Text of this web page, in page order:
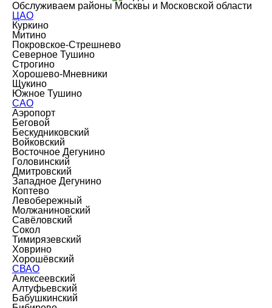
Обслуживаем районы Москвы и Московской области
ЦАО
Куркино
Митино
Покровское-Стрешнево
Северное Тушино
Строгино
Хорошево-Мневники
Щукино
Южное Тушино
САО
Аэропорт
Беговой
Бескудниковский
Войковский
Восточное Дегунино
Головинский
Дмитровский
Западное Дегунино
Коптево
Левобережный
Молжаниновский
Савёловский
Сокол
Тимирязевский
Ховрино
Хорошёвский
СВАО
Алексеевский
Алтуфьевский
Бабушкинский